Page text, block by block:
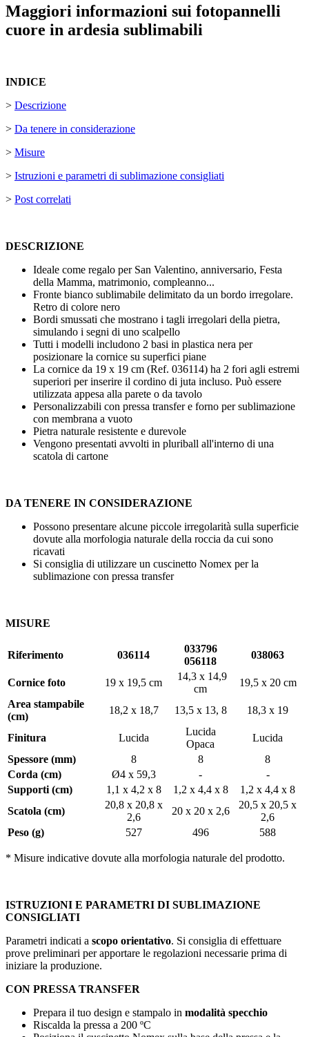
Maggiori informazioni sui fotopannelli
cuore in ardesia sublimabili
INDICE
> Descrizione
> Da tenere in considerazione
> Misure
> Istruzioni e parametri di sublimazione consigliati
> Post correlati
DESCRIZIONE
Ideale come regalo per San Valentino, anniversario, Festa
della Mamma, matrimonio, compleanno...
Fronte bianco sublimabile delimitato da un bordo irregolare.
Retro di colore nero
Bordi smussati che mostrano i tagli irregolari della pietra,
simulando i segni di uno scalpello
Tutti i modelli includono 2 basi in plastica nera per
posizionare la cornice su superfici piane
La cornice da 19 x 19 cm (Ref. 036114) ha 2 fori agli estremi
superiori per inserire il cordino di juta incluso. Può essere
utilizzata appesa alla parete o da tavolo
Personalizzabili con pressa transfer e forno per sublimazione
con membrana a vuoto
Pietra naturale resistente e durevole
Vengono presentati avvolti in pluriball all'interno di una
scatola di cartone
DA TENERE IN CONSIDERAZIONE
Possono presentare alcune piccole irregolarità sulla superficie
dovute alla morfologia naturale della roccia da cui sono
ricavati
Si consiglia di utilizzare un cuscinetto Nomex per la
sublimazione con pressa transfer
MISURE
Riferimento 036114
033796
056118
038063
Cornice foto 19 x 19,5 cm
14,3 x 14,9
cm
19,5 x 20 cm
Area stampabile
(cm)
18,2 x 18,7 13,5 x 13, 8 18,3 x 19
Finitura Lucida
Lucida
Opaca
Lucida
Spessore (mm)
8 8
8
Corda (cm)
Ø4 x 59,3 -
-
Supporti (cm)
1,1 x 4,2 x 8 1,2 x 4,4 x 8
1,2 x 4,4 x 8
Scatola (cm)
20,8 x 20,8 x
2,6
20 x 20 x 2,6
20,5 x 20,5 x
2,6
Peso (g)
527 496 588
* Misure indicative dovute alla morfologia naturale del prodotto.
ISTRUZIONI E PARAMETRI DI SUBLIMAZIONE
CONSIGLIATI
Parametri indicati a scopo orientativo. Si consiglia di effettuare
prove preliminari per apportare le regolazioni necessarie prima di
iniziare la produzione.
CON PRESSA TRANSFER
Prepara il tuo design e stampalo in modalità specchio
Riscalda la pressa a 200 ºC